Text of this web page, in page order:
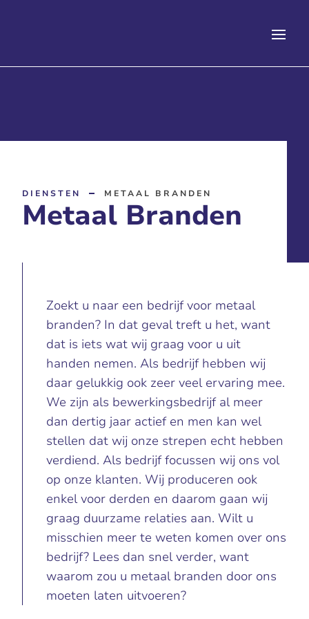
DIENSTEN METAAL BRANDEN
Metaal Branden
Zoekt u naar een bedrijf voor metaal
branden? In dat geval treft u het, want
dat is iets wat wij graag voor u uit
handen nemen. Als bedrijf hebben wij
daar gelukkig ook zeer veel ervaring mee.
We zijn als bewerkingsbedrijf al meer
dan dertig jaar actief en men kan wel
stellen dat wij onze strepen echt hebben
verdiend. Als bedrijf focussen wij ons vol
op onze klanten. Wij produceren ook
enkel voor derden en daarom gaan wij
graag duurzame relaties aan. Wilt u
misschien meer te weten komen over ons
bedrijf? Lees dan snel verder, want
waarom zou u metaal branden door ons
moeten laten uitvoeren?